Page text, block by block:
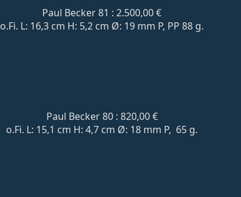
Paul Becker 81 : 2.500,00 €
o.Fi. L: 16,3 cm H: 5,2 cm Ø: 19 mm P, PP 88 g.
Paul Becker 80 : 820,00 €
o.Fi. L: 15,1 cm H: 4,7 cm Ø: 18 mm P, 65 g.